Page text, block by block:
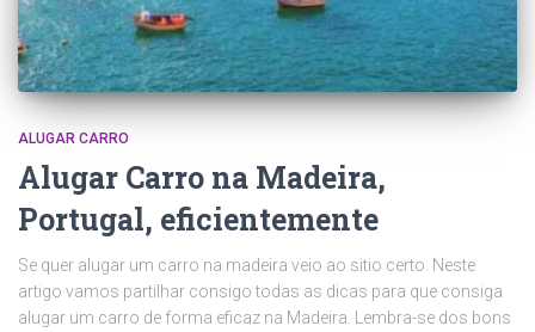
ALUGAR CARRO
Alugar Carro na Madeira,
Portugal, eficientemente
Se quer alugar um carro na madeira veio ao sitio certo. Neste
artigo vamos partilhar consigo todas as dicas para que consiga
alugar um carro de forma eficaz na Madeira. Lembra-se dos bons